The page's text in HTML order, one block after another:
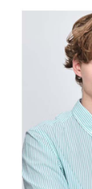
由本公司與您本人
3.完整用戶服務條款
是否繳費成功／繳
【注意事項】
１．透過由恩沛科
易，需依本服務之
權轉讓予恩沛科技股
２．關於個人資料
https://aftee.tw/
３．未成年的使用
「AFTEE先享後付
任。
４．使用「AFTEE
時審查核予不同之
請求用戶進行身份認
7-11取貨付款
付款後7-11取貨
宅配
免運費
離島宅配